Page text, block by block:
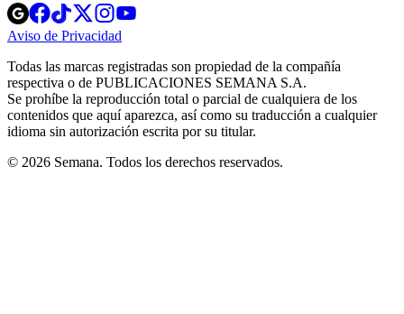
Opens
in
new
Opens
in
new
Opens
in
new
window
Opens
new
windowwindow
Aviso de Privacidad
new
window
Todas las marcas registradas son propiedad de la compañía
respectiva o de PUBLICACIONES SEMANA S.A.
Se prohíbe la reproducción total o parcial de cualquiera de los
contenidos que aquí aparezca, así como su traducción a cualquier
idioma sin autorización escrita por su titular.
© 2026 Semana. Todos los derechos reservados.